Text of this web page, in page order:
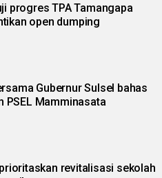
progres TPA Tamangapa
hentikan open dumping
Gubernur Sulsel bahas
PSEL Mamminasata
revitalisasi sekolah